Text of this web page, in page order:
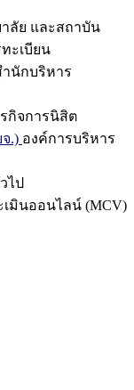
ลัย และสถาบัน
ะเบียน
ำนักบริหาร
กิจการนิสิต
.) องค์การบริหาร
ไป
เมินออนไลน์ (MCV)